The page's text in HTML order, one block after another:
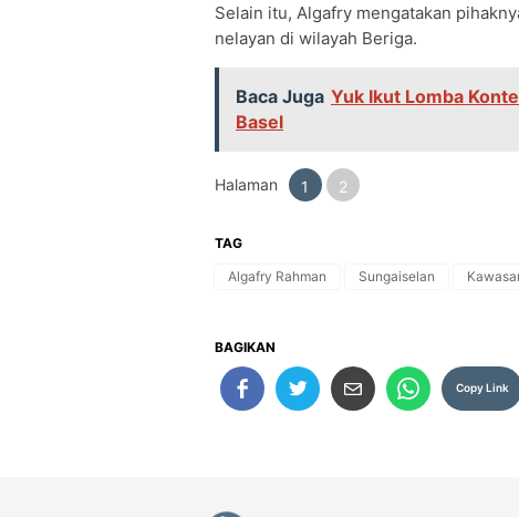
Selain itu, Algafry mengatakan
nelayan di wilayah Beriga.
Baca Juga Yuk Ikut Lomba
Basel
Halaman 1 2
TAG
Algafry Rahman
Sungaiselan
BAGIKAN
Copy Link